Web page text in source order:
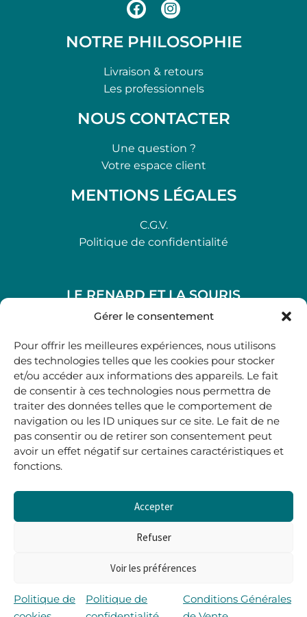
Gérer le consentement
Pour offrir les meilleures expériences, nous utilisons
des technologies telles que les cookies pour stocker
et/ou accéder aux informations des appareils. Le fait
de consentir à ces technologies nous permettra de
traiter des données telles que le comportement de
navigation ou les ID uniques sur ce site. Le fait de ne
pas consentir ou de retirer son consentement peut
avoir un effet négatif sur certaines caractéristiques et
fonctions.
Accepter
Refuser
Voir les préférences
Politique de
Politique de
Conditions Générales
NOTRE PHILOSOPHIE
Livraison & retours
Les professionnels
NOUS CONTACTER
Une question ?
Votre espace client
MENTIONS LÉGALES
C.G.V.
Politique de confidentialité
LE RENARD ET LA SOURIS
48, rue Maubec 33210 LANGON
05 40 41 37 18
.
MARDI AU SAMEDI
10H00-12H45 | 14H00 -19H00
boutique@lerenardetlasouris.com
Tous droits réservés © Le Renard et la Souris –
Rives